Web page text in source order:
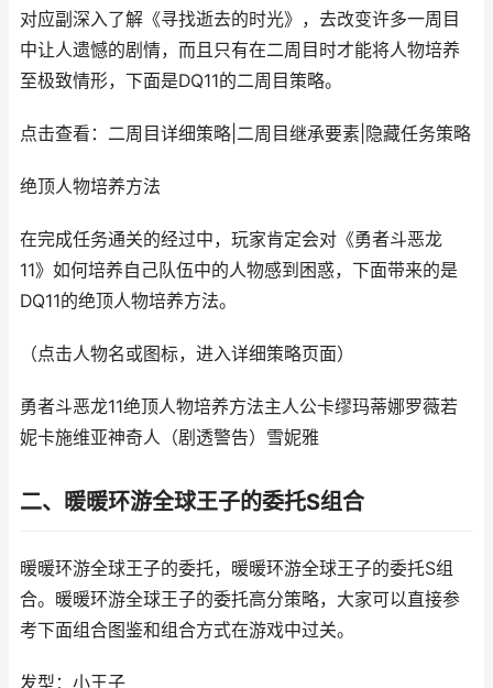
对应副深入了解《寻找逝去的时光》，去改变许多一周目
中让人遗憾的剧情，而且只有在二周目时才能将人物培养
至极致情形，下面是DQ11的二周目策略。
点击查看：二周目详细策略|二周目继承要素|隐藏任务策略
绝顶人物培养方法
在完成任务通关的经过中，玩家肯定会对《勇者斗恶龙
11》如何培养自己队伍中的人物感到困惑，下面带来的是
DQ11的绝顶人物培养方法。
（点击人物名或图标，进入详细策略页面）
勇者斗恶龙11绝顶人物培养方法主人公卡缪玛蒂娜罗薇若
妮卡施维亚神奇人（剧透警告）雪妮雅
二、暖暖环游全球王子的委托S组合
暖暖环游全球王子的委托，暖暖环游全球王子的委托S组
合。暖暖环游全球王子的委托高分策略，大家可以直接参
考下面组合图鉴和组合方式在游戏中过关。
发型：小王子